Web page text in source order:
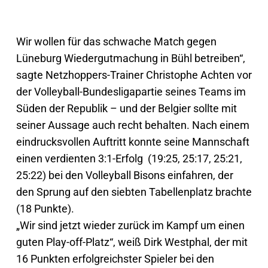
Wir wollen für das schwache Match gegen
Lüneburg Wiedergutmachung in Bühl betreiben“,
sagte Netzhoppers-Trainer Christophe Achten vor
der Volleyball-Bundesligapartie seines Teams im
Süden der Republik – und der Belgier sollte mit
seiner Aussage auch recht behalten. Nach einem
eindrucksvollen Auftritt konnte seine Mannschaft
einen verdienten 3:1-Erfolg (19:25, 25:17, 25:21,
25:22) bei den Volleyball Bisons einfahren, der
den Sprung auf den siebten Tabellenplatz brachte
(18 Punkte).
„Wir sind jetzt wieder zurück im Kampf um einen
guten Play-off-Platz“, weiß Dirk Westphal, der mit
16 Punkten erfolgreichster Spieler bei den